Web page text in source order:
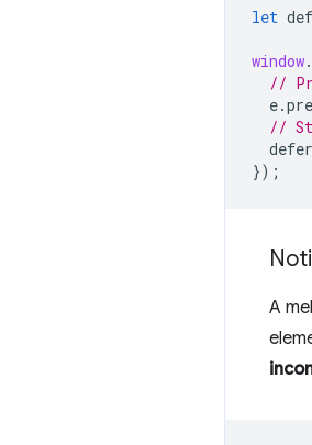
let
window.
//
e.
//
});
A